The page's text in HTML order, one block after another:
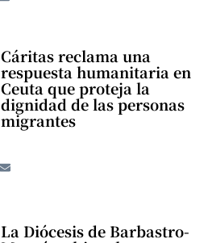
Cáritas reclama una
respuesta humanitaria en
Ceuta que proteja la
dignidad de las personas
migrantes
La Diócesis de Barbastro-